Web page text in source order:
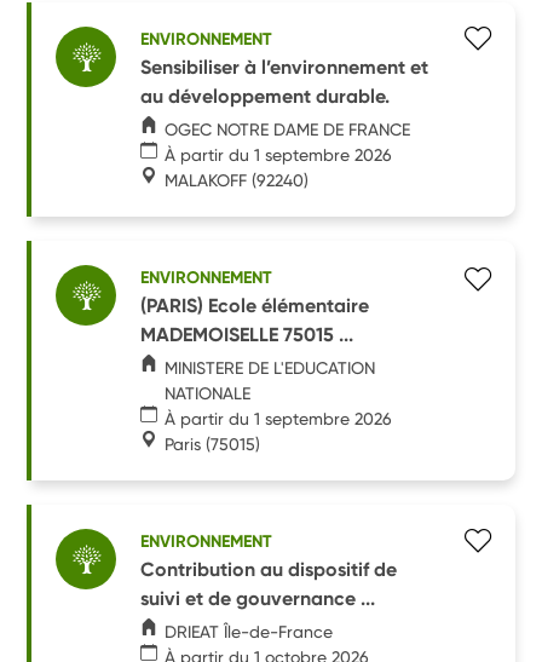
ENVIRONNEMENT
Sensibiliser à l’environnement et
au développement durable.
OGEC NOTRE DAME DE FRANCE
À partir du 1 septembre 2026
MALAKOFF (92240)
ENVIRONNEMENT
(PARIS) Ecole élémentaire
MADEMOISELLE 75015 ...
MINISTERE DE L'EDUCATION
NATIONALE
À partir du 1 septembre 2026
Paris (75015)
ENVIRONNEMENT
Contribution au dispositif de
suivi et de gouvernance ...
DRIEAT Île-de-France
À partir du 1 octobre 2026